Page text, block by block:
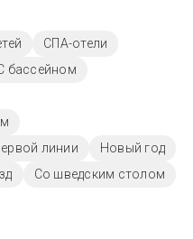
СПА-отели
бассейном
линии
Новый год
Со шведским столом